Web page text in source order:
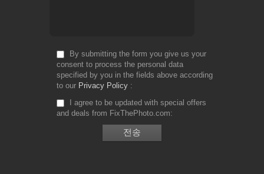
By submitting the form you give us your
consent to process the personal data
specified by you in the fields above according
to our Privacy Policy
I agree to be updated with special offers
and deals from FixThePhoto.com